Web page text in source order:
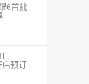
6首批
启预订